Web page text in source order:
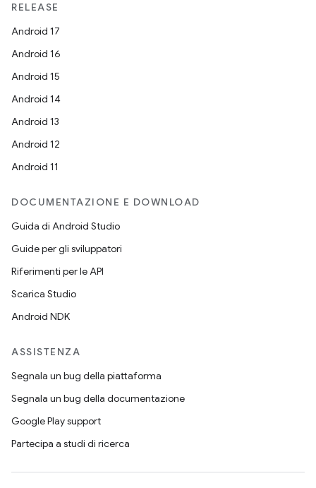
RELEASE
Android 17
Android 16
Android 15
Android 14
Android 13
Android 12
Android 11
DOCUMENTAZIONE E DOWNLOAD
Guida di Android Studio
Guide per gli sviluppatori
Riferimenti per le API
Scarica Studio
Android NDK
ASSISTENZA
Segnala un bug della piattaforma
Segnala un bug della documentazione
Google Play support
Partecipa a studi di ricerca